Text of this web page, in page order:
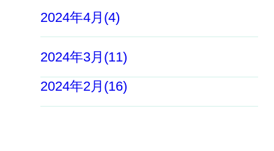
2024年4月(4)
2024年3月(11)
2024年2月(16)